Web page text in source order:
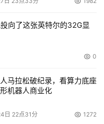
向了这张英特尔的32G显
0
马拉松破纪录，看算力底座
机器人商业化
日 22点31分 1272